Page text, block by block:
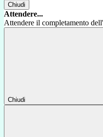
Chiudi
Attendere...
Attendere il completamento
Chiudi